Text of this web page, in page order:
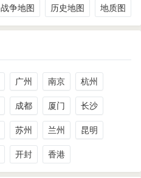
战争地图 历史地图 地质图
广州 南京 杭州
成都 厦门 长沙
苏州 兰州 昆明
开封 香港